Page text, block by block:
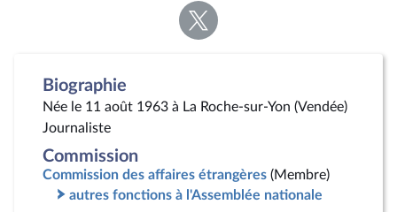
Voir
la
Biographie
Née le 11 août 1963 à La Roche-sur-Yon (Vendée)
Journaliste
Commission
Commission des affaires étrangères (Membre)
autres fonctions à l'Assemblée nationale